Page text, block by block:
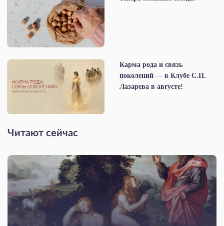
Карма рода и связь
поколений — в Клубе С.Н.
Лазарева в августе!
Читают сейчас